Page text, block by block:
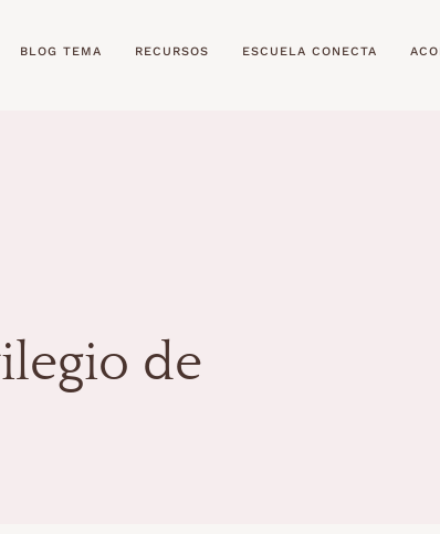
BLOG TEMA RECURSOS ESCUELA CONECTA
de